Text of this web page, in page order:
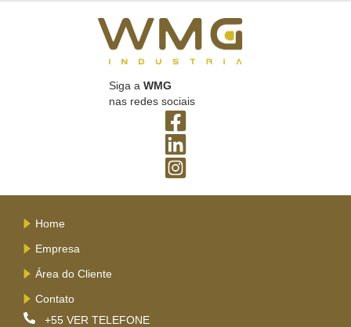
Siga a WMG
nas redes sociais
Home
Empresa
Área do Cliente
Contato
+55 VER TELEFONE